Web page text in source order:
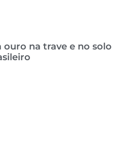
ouro na trave e no solo